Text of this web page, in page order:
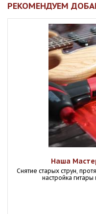
РЕКОМЕНДУЕМ
Наша
Снятие старых струн,
настройка